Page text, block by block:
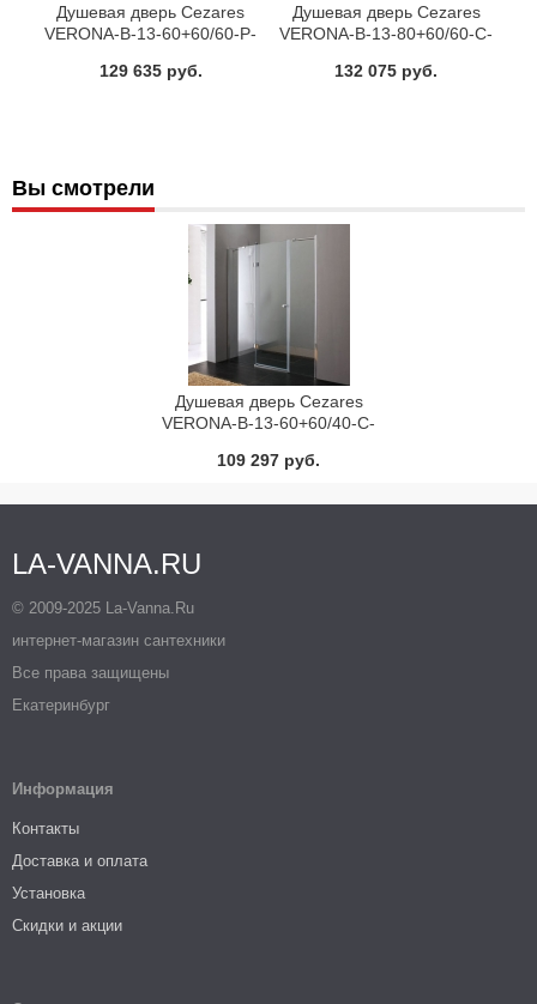
Душевая дверь Cezares
VERONA-B-13-60+60/60-P-
129 635 руб.
Душевая дверь Cezares
VERONA-B-13-80+60/60-C-
132 075 руб.
Вы смотрели
Душевая дверь Cezares
VERONA-B-13-60+60/40-C-
109 297 руб.
LA-VANNA.RU
© 2009-2025 La-Vanna.Ru
интернет-магазин сантехники
Все права защищены
Екатеринбург
Информация
Контакты
Доставка и оплата
Установка
Скидки и акции